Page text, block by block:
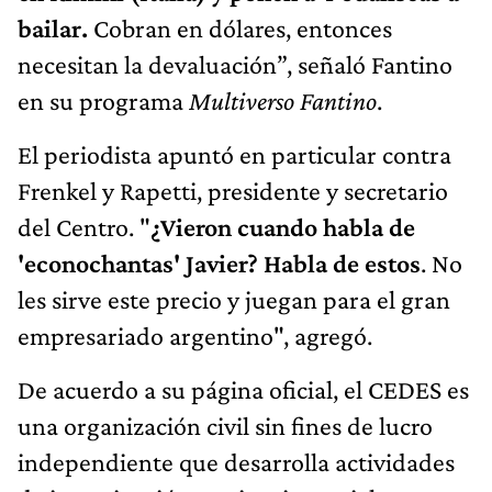
bailar. Cobran en dólares, entonces
necesitan la devaluación”, señaló Fantino
en su programa Multiverso Fantino.
El periodista apuntó en particular contra
Frenkel y Rapetti, presidente y secretario
del Centro. "¿Vieron cuando habla de
'econochantas' Javier? Habla de estos. No
les sirve este precio y juegan para el gran
empresariado argentino", agregó.
De acuerdo a su página oficial, el CEDES es
una organización civil sin fines de lucro
independiente que desarrolla actividades